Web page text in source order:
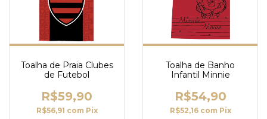
Toalha de Praia Clubes
de Futebol
R$59,90
R$56,91 com Pix
Toalha de Banho
Infantil Minnie
R$54,90
R$52,16 com Pix